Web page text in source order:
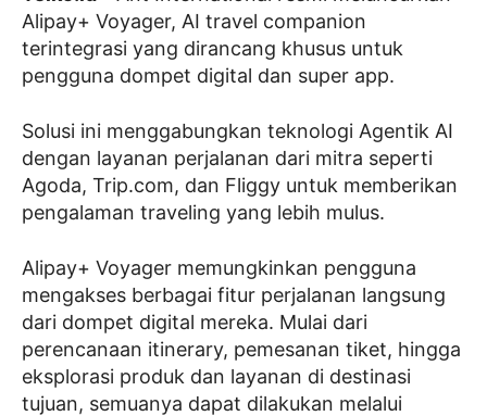
Alipay+ Voyager, AI travel companion
terintegrasi yang dirancang khusus untuk
pengguna dompet digital dan super app.
Solusi ini menggabungkan teknologi Agentik AI
dengan layanan perjalanan dari mitra seperti
Agoda, Trip.com, dan Fliggy untuk memberikan
pengalaman traveling yang lebih mulus.
Alipay+ Voyager memungkinkan pengguna
mengakses berbagai fitur perjalanan langsung
dari dompet digital mereka. Mulai dari
perencanaan itinerary, pemesanan tiket, hingga
eksplorasi produk dan layanan di destinasi
tujuan, semuanya dapat dilakukan melalui